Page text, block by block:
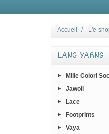
Accueil L'e-
LANG YARNS
Mille Colori
Jawoll
Lace
Footprints
Vaya